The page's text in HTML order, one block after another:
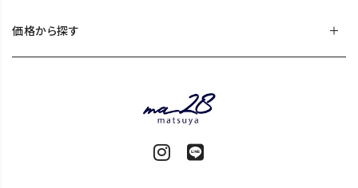
価格から探す